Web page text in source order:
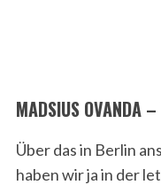
MADSIUS
Über das in Berlin
haben wir ja in der